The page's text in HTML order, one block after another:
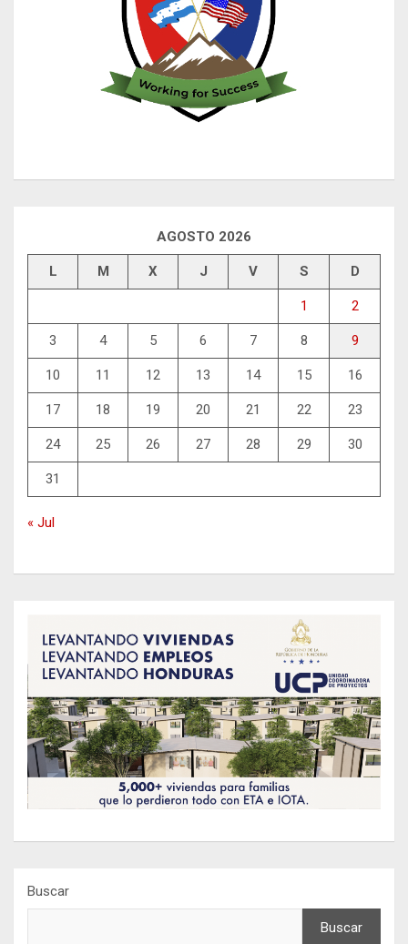
AGOSTO 2026
L M X J V S D
1 2
3 4 5 6 7 8 9
10 11 12 13 14 15 16
17 18 19 20 21 22 23
24 25 26 27 28 29 30
31
« Jul
Buscar
Buscar